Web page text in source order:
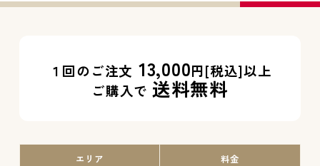
１回のご注文 13,000円[税込]以上
ご購入で 送料無料
エリア 料金